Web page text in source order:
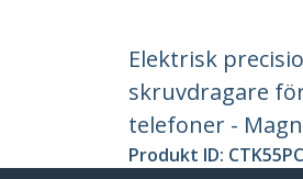
Elektrisk
skruvdragare
telefoner -
Produkt ID: